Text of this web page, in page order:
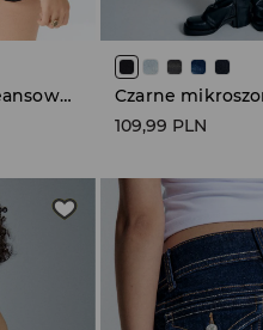
Czarne mikroszorty jeansowe z napisem Angel Glow
109,99 PLN